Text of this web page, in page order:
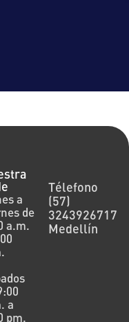
a
de
a.m.
a
pm.
Télefono
(57)
3243926717
Medellín